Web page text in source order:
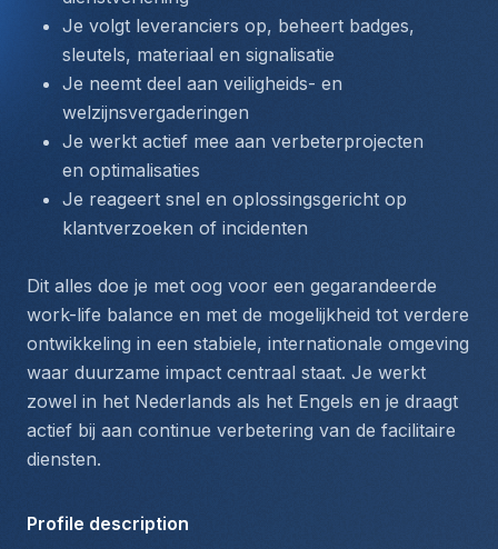
Je volgt leveranciers op, beheert badges,
sleutels, materiaal en signalisatie
Je neemt deel aan veiligheids- en
welzijnsvergaderingen
Je werkt actief mee aan verbeterprojecten
en optimalisaties
Je reageert snel en oplossingsgericht op
klantverzoeken of incidenten
Dit alles doe je met oog voor een gegarandeerde
work-life balance en met de mogelijkheid tot verdere
ontwikkeling in een stabiele, internationale omgeving
waar duurzame impact centraal staat. Je werkt
zowel in het Nederlands als het Engels en je draagt
actief bij aan continue verbetering van de facilitaire
diensten.
Profile description